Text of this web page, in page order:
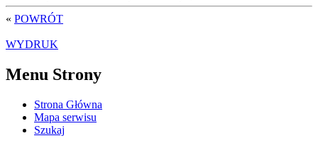
« POWRÓT
WYDRUK
Menu Strony
Strona Główna
Mapa serwisu
Szukaj